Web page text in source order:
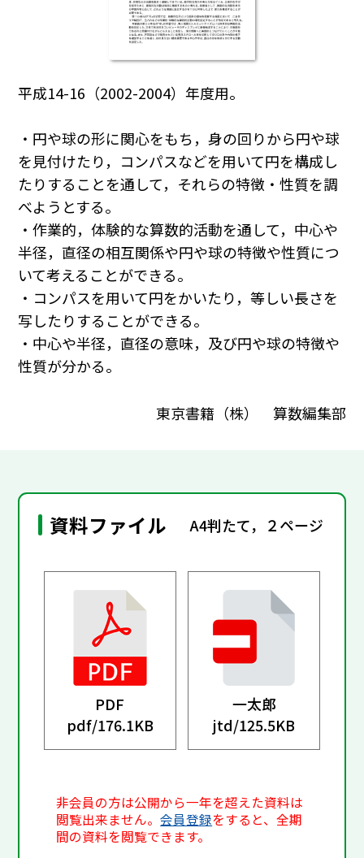
平成14-16（2002-2004）年度用。
・円や球の形に関心をもち，身の回りから円や球
を見付けたり，コンパスなどを用いて円を構成し
たりすることを通して，それらの特徴・性質を調
べようとする。
・作業的，体験的な算数的活動を通して，中心や
半径，直径の相互関係や円や球の特徴や性質につ
いて考えることができる。
・コンパスを用いて円をかいたり，等しい長さを
写したりすることができる。
・中心や半径，直径の意味，及び円や球の特徴や
性質が分かる。
東京書籍（株） 算数編集部
資料ファイル A4判たて，２ページ
PDF
pdf/176.1KB
一太郎
jtd/125.5KB
非会員の方は公開から一年を超えた資料は
閲覧出来ません。会員登録をすると、全期
間の資料を閲覧できます。